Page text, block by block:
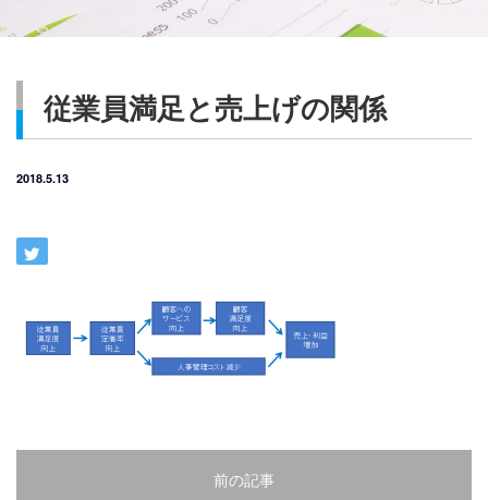
従業員満足と売上げの関係
2018.5.13
前の記事